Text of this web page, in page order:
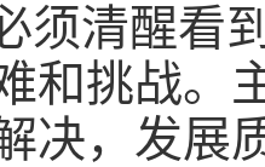
须清醒看
和挑战。
决，发展